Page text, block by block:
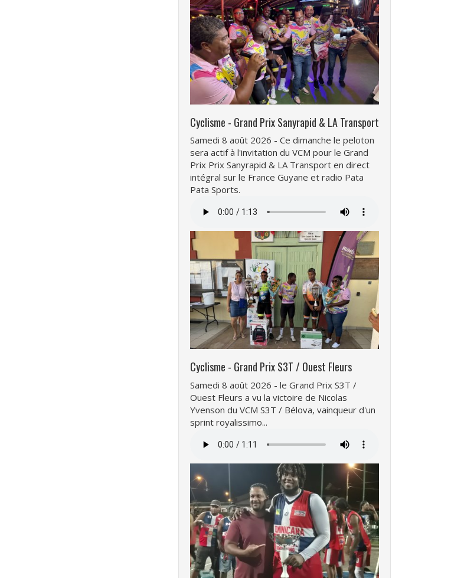
Cyclisme - Grand Prix Sanyrapid & LA Transport
Samedi 8 août 2026 - Ce dimanche le peloton
sera actif à l'invitation du VCM pour le Grand
Prix Prix Sanyrapid & LA Transport en direct
intégral sur le France Guyane et radio Pata
Pata Sports.
audio
Cyclisme - Grand Prix S3T / Ouest Fleurs
Samedi 8 août 2026 - le Grand Prix S3T /
Ouest Fleurs a vu la victoire de Nicolas
Yvenson du VCM S3T / Bélova, vainqueur d'un
sprint royalissimo...
audio